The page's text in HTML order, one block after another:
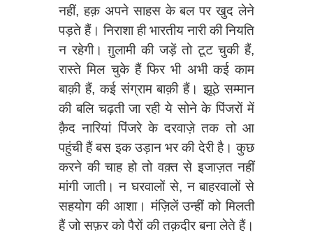
नहीं, हक़ अपने साहस के बल पर खुद लेने
पड़ते हैं। निराशा ही भारतीय नारी की नियति
न रहेगी। ग़ुलामी की जड़ें तो टूट चुकी हैं,
रास्ते मिल चुके हैं फिर भी अभी कई काम
बाक़ी हैं, कई संग्राम बाक़ी हैं। झूठे सम्मान
की बलि चढ़ती जा रही ये सोने के पिंजरों में
क़ैद नारियां पिंजरे के दरवाज़े तक तो आ
पहुंची हैं बस इक उड़ान भर की देरी है। कुछ
करने की चाह हो तो वक़्त से इजाज़त नहीं
मांगी जाती। न घरवालों से, न बाहरवालों से
सहयोग की आशा। मंज़िलें उन्हीं को मिलती
हैं जो सफ़र को पैरों की तक़दीर बना लेते हैं।